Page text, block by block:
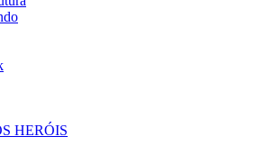
HERÓIS